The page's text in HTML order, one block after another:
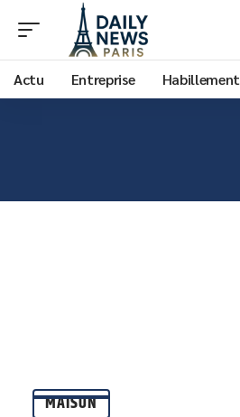
Actu Entreprise Habillement
MAISON